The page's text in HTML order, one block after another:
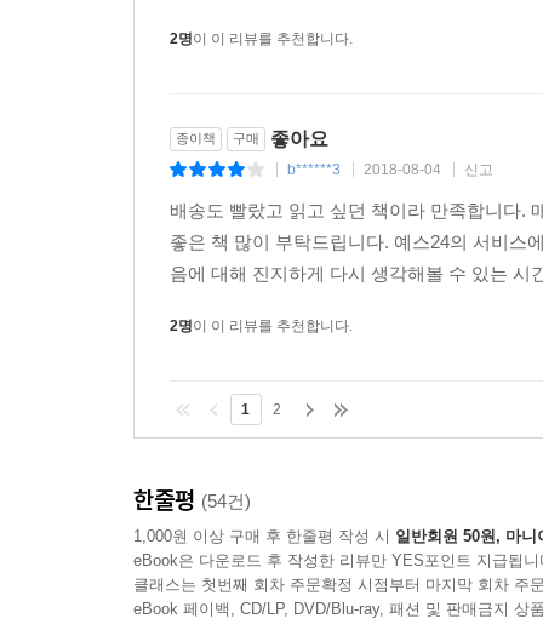
살핀 다음 “삶이 가져다주는 좋은 것들을 앗아가
통해 ‘박탈 이론’을 확고히 한다. 이 밖에 토머
철학자들의 핵심 견해도 소개한다.
―영원한 삶은 좋은 것인가
반문하면서, 그러한 상황을 머릿속에서 그리는
영원히 지속된다면 그 매력을 잃어버리게 되며,
때문이라는 사실을 환기시킨다.
―삶의 가치는 어디에 있는가
이제 케이건 교수는 유한한 삶에서 찾을 수 있는
있는 것으로 만들어주는가? 삶에서 본질적으로
입장을 소개한 뒤, 로버트 노직(Robert Nozick)의
2명이 이 리뷰를 추천합니다.
종이책 구매 좋아요
b******3 2018-08-04 신고
배송도 빨랐고 읽고 싶던 책이라 만족합니다.
좋은 책 많이 부탁드립니다. 예스24의 서비스
음에 대해 진지하게 다시 생각해볼 수 있는
2명이 이 리뷰를 추천합니다.
1 2
한줄평 (54건)
1,000원 이상 구매 후 한줄평 작성 시 일반회원 50원, 마니
eBook은 다운로드 후 작성한 리뷰만 YES포인트 지급됩니
클래스는 첫번째 회차 주문확정 시점부터 마지막 회차 주
eBook 페이백, CD/LP, DVD/Blu-ray, 패션 및 판매금지 상